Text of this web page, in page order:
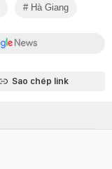
Hà Giang
Sao chép link